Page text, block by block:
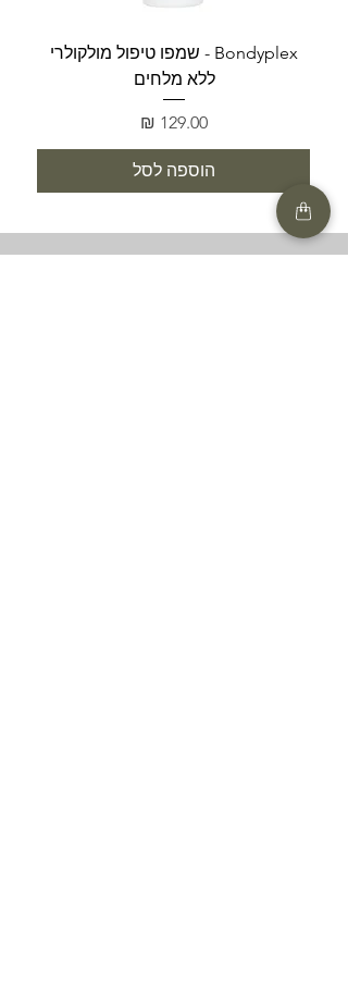
Bondyplex - שמפו טיפול מולקולרי
ללא מלחים
מחיר
הוספה לסל